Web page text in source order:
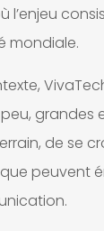
l’enjeu
mondiale.
grandes
de se
peuvent